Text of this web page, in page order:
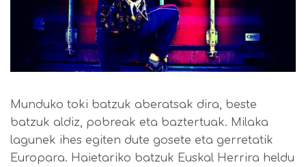
Munduko toki batzuk aberatsak dira, beste
batzuk aldiz, pobreak eta baztertuak. Milaka
lagunek ihes egiten dute gosete eta gerretatik
Europara. Haietariko batzuk Euskal Herrira heldu